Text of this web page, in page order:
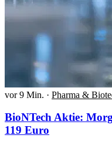
vor 9 Min. · Pharma &
BioNTech Aktie:
119 Euro